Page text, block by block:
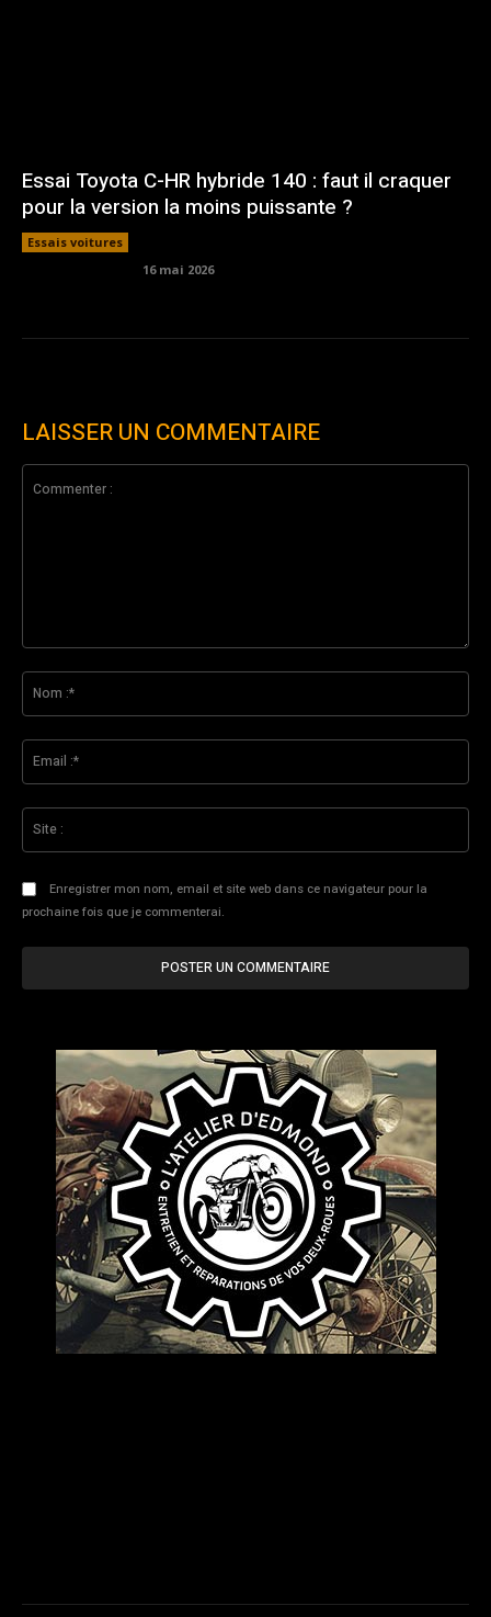
Essai Toyota C-HR hybride 140 : faut il craquer
pour la version la moins puissante ?
Essais voitures
16 mai 2026
LAISSER UN COMMENTAIRE
Enregistrer mon nom, email et site web dans ce navigateur pour la
prochaine fois que je commenterai.